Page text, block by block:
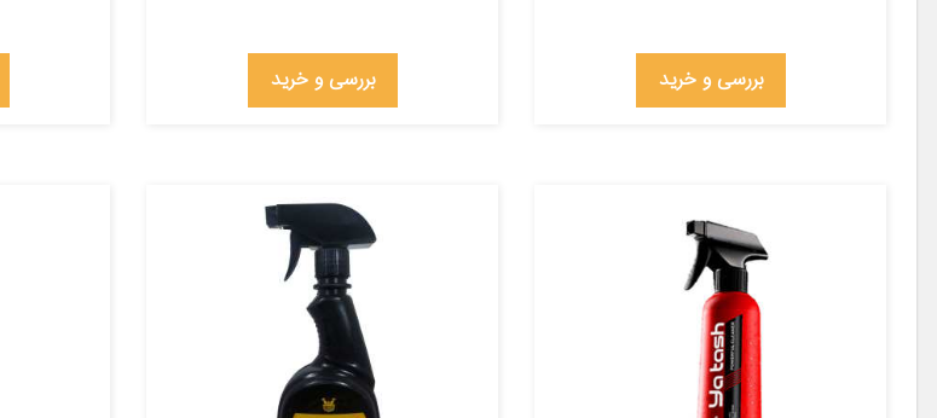
بررسی و خرید بررسی و خرید